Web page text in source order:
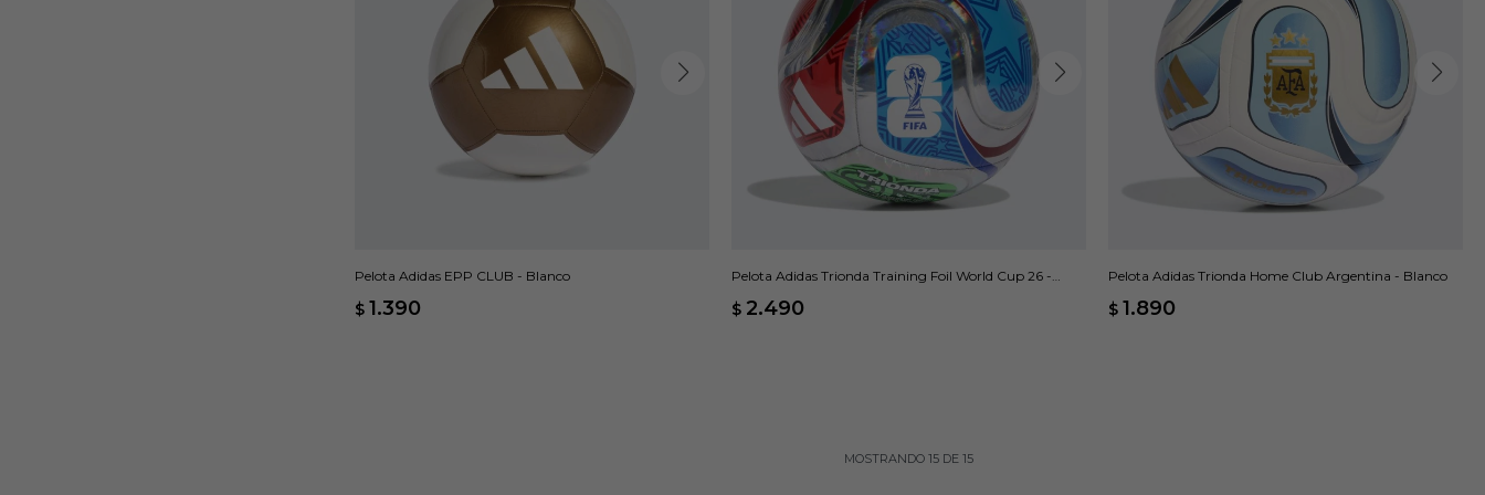
Pelota Adidas EPP CLUB - Blanco
$ 1.390
Pelota Adidas Trionda Training Foil World Cup 26 -
$ 2.490
Pelota Adidas Trionda Home Club Argentina - Blanco
$ 1.890
MOSTRANDO 15DE 15